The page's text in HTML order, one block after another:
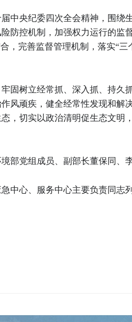
中央纪委四次全会精神，围绕
防控机制，加强权力运行的监
，完善监督管理机制，落实“三
固树立经常抓、深入抓、持久
风顽疾，健全经常性发现和解
，切实以政治清明促生态文明
部党组成员、副部长董保同、
中心、服务中心主要负责同志列